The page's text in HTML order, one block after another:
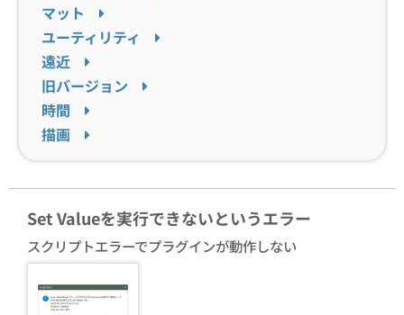
マット
ユーティリティ
遠近
旧バージョン
時間
描画
Set Valueを実行できないというエラー
スクリプトエラーでプラグインが動作しない